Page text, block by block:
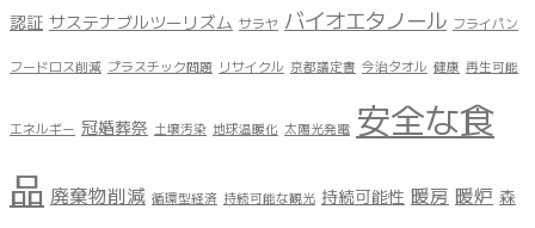
認証 サステナブルツーリズム サラヤ バイオエタノール フライパン
フードロス削減 プラスチック問題 リサイクル 京都議定書 今治タオル 健康 再生可能
エネルギー 冠婚葬祭 土壌汚染 地球温暖化 太陽光発電 安全な食
品 廃棄物削減 循環型経済 持続可能な観光 持続可能性 暖房 暖炉 森